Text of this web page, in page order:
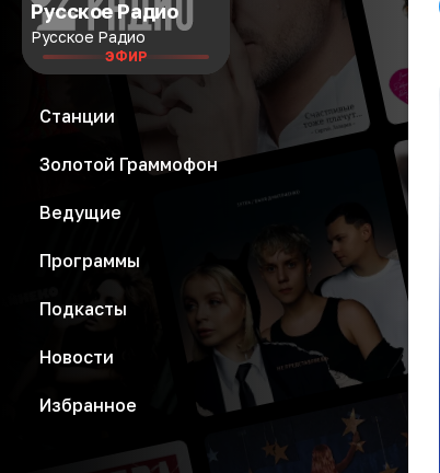
Русское Радио
Русское Радио
ЭФИР
Станции
Золотой Граммофон
Ведущие
Программы
Подкасты
Новости
Избранное